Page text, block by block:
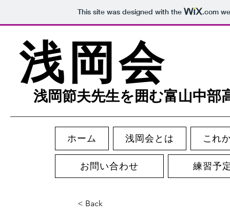
This site was designed with the .com
浅岡会
浅岡節夫先生を囲む富山中部
ホーム 浅岡会とは これ
お問い合わせ 練習予
< Back